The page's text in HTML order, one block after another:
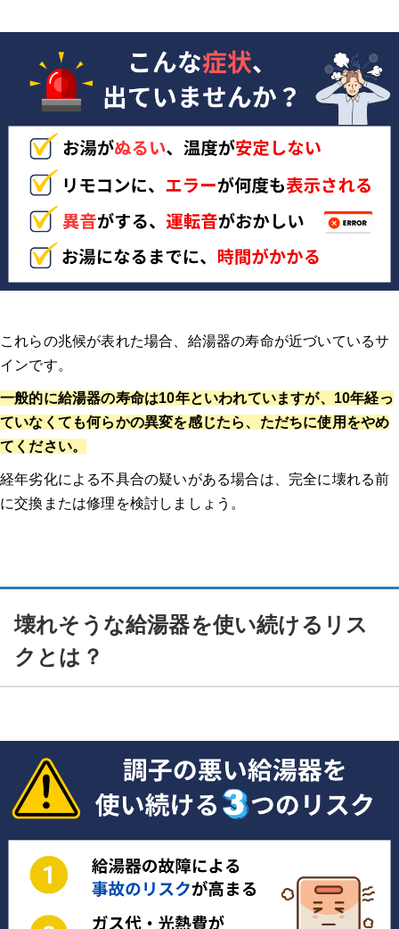
これらの兆候が表れた場合、給湯器の寿命が近づいているサ
インです。
一般的に給湯器の寿命は10年といわれていますが、10年経っ
ていなくても何らかの異変を感じたら、ただちに使用をやめ
てください。
経年劣化による不具合の疑いがある場合は、完全に壊れる前
に交換または修理を検討しましょう。
壊れそうな給湯器を使い続けるリス
クとは？